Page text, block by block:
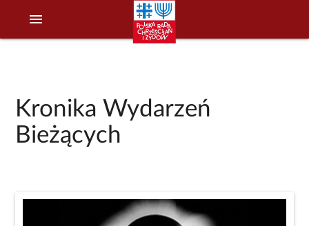
menu
Kronika Wydarzeń
Bieżących